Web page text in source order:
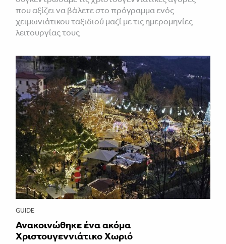
που αξίζει να βάλετε στο πρόγραμμα ενός
χειμωνιάτικου ταξιδιού μαζί με τις ημερομηνίες
λειτουργίας τους
GUIDE
Ανακοινώθηκε ένα ακόμα
Χριστουγεννιάτικο Χωριό